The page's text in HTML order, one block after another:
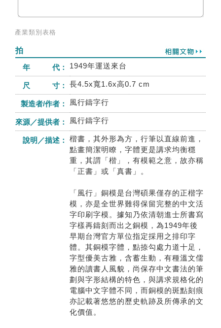
產業類別表格
拍
年 代：
1949年運送來台
尺 寸： 長4.5x寬1.6x高0.7 cm
製造者/作者： 風行鑄字行
來源／提供者： 風行鑄字行
說明／描述：
楷書，其外形為方，行筆以直線前進，
點畫簡潔明瞭，字體更是講求均衡穩
重，其謂「楷」，有模範之意，故亦稱
「正書」或「真書」。
「風行」銅模是台灣碩果僅存的正楷字
模，亦是全世界難得保留完整的中文活
字印刷字模。據知乃依清朝進士所書寫
字樣再鑄刻而出之銅模，為1949年後
早期台灣官方單位指定採用之排印字
體。其銅模字體，點捺勾處力道十足，
字型優美古雅，含蓄生動，有種溫文儒
雅的讀書人風貌，尚保存中文書法的筆
劃與字形結構的特色，與講求規格化的
電腦中文字體不同，而銅模的斑點刻痕
亦記載著悠悠的歷史軌跡及所傳承的文
化價值。